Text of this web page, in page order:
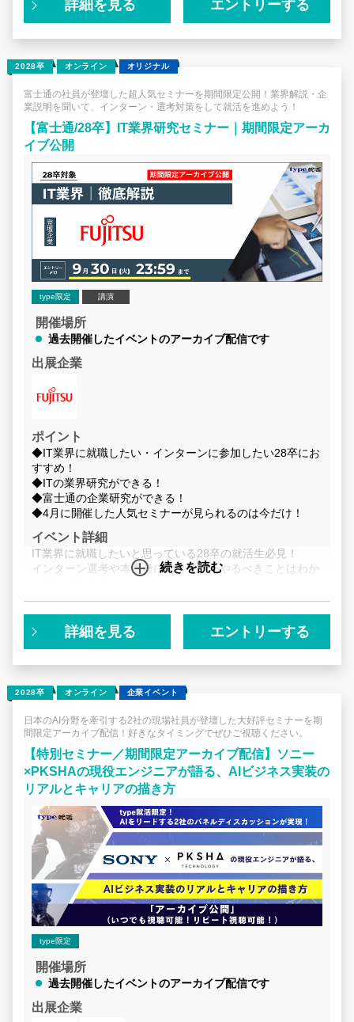
詳細を見る エントリーする
2028卒 オンライン オリジナル
富士通の社員が登壇した超人気セミナーを期間限定公開！業界解説・企
業説明を聞いて、インターン・選考対策をして就活を進めよう！
【富士通/28卒】IT業界研究セミナー｜期間限定アーカ
イブ公開
type限定 講演
開催場所
過去開催したイベントのアーカイブ配信です
出展企業
ポイント
◆IT業界に就職したい・インターンに参加したい28卒にお
すすめ！
◆ITの業界研究ができる！
◆富士通の企業研究ができる！
◆4月に開催した人気セミナーが見られるのは今だけ！
イベント詳細
IT業界に就職したいと思っている28卒の就活生必見！
インターン選考や本選考に向けて、今やるべきことはわか
ズバリ、採用されるために今できることは「企業・業界研
究」。
✓今業界研究を進めて周りと差をつけたい
こんな思いを持つ28卒の皆様を応援するべく、
通常アーカイブ配信をしない「業界研究セミナー」を、期
間限定公開！
インターン選考や本選考では、
「なぜこの業界なのか」
「なぜうちの企業なのか」
「なぜこの仕事がしたいのか」
この思いを伝えられないと選考を通過することは難しいで
しょう。
今回配信するのは、IT業界から富士通の社員の方に登壇い
ただいたセミナー。
業界の解説から業界での立ち位置、企業紹介をしていただ
くので、周りの就活生に差をつける業界研究に必要なこと
を今から網羅できます！
お気軽にエントリーしてください！
◆富士通◆
続きを読む
詳細を見る エントリーする
2028卒 オンライン 企業イベント
日本のAI分野を牽引する2社の現場社員が登壇した大好評セミナーを期
間限定アーカイブ配信！好きなタイミングでぜひご視聴ください。
【特別セミナー／期間限定アーカイブ配信】ソニー
×PKSHAの現役エンジニアが語る、AIビジネス実装の
リアルとキャリアの描き方
type限定
開催場所
過去開催したイベントのアーカイブ配信です
出展企業